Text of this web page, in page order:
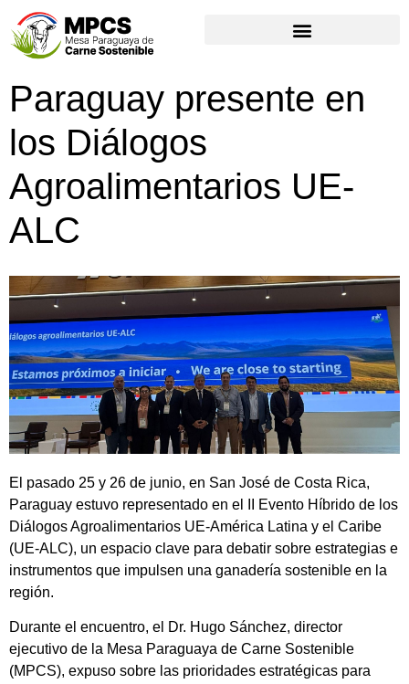
Paraguay presente en
los Diálogos
Agroalimentarios UE-
ALC
El pasado 25 y 26 de junio, en San José de Costa Rica,
Paraguay estuvo representado en el II Evento Híbrido de los
Diálogos Agroalimentarios UE-América Latina y el Caribe
(UE-ALC), un espacio clave para debatir sobre estrategias e
instrumentos que impulsen una ganadería sostenible en la
región.
Durante el encuentro, el Dr. Hugo Sánchez, director
ejecutivo de la Mesa Paraguaya de Carne Sostenible
(MPCS), expuso sobre las prioridades estratégicas para